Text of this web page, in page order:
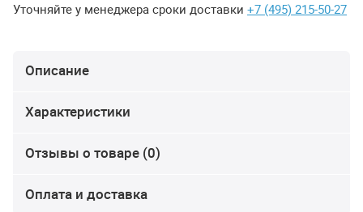
Уточняйте у менеджера сроки доставки +7 (495) 215-50-27
Описание
Характеристики
Отзывы о товаре (0)
Оплата и доставка